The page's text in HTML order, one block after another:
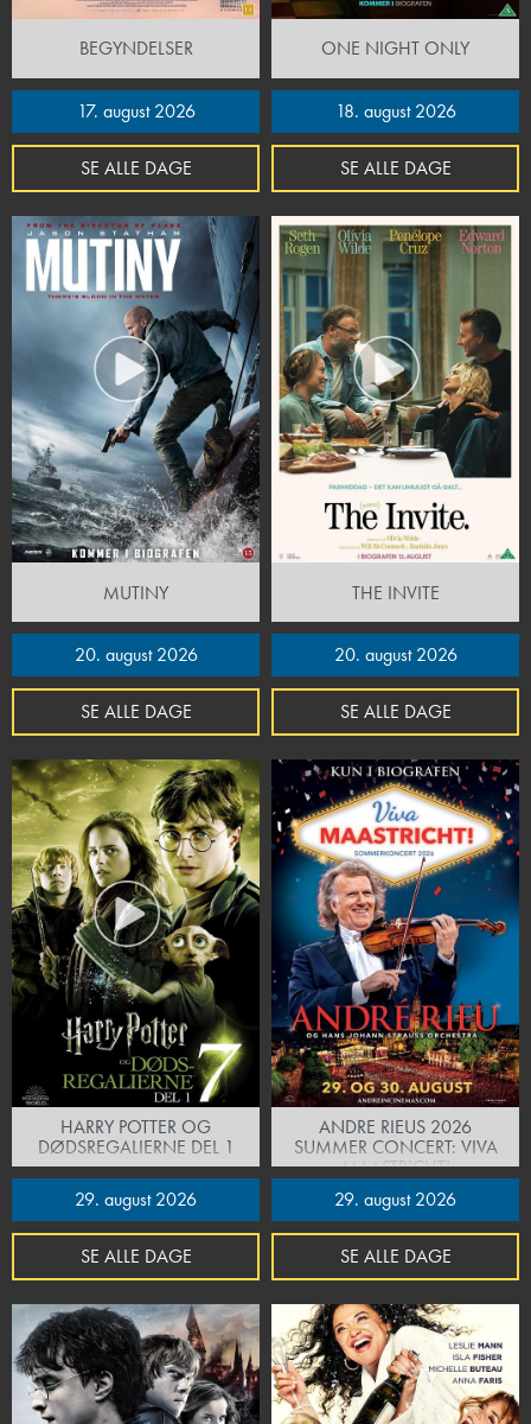
BEGYNDELSER
17. august 2026
SE ALLE DAGE
ONE NIGHT ONLY
18. august 2026
SE ALLE DAGE
MUTINY
20. august 2026
SE ALLE DAGE
THE INVITE
20. august 2026
SE ALLE DAGE
HARRY POTTER OG
DØDSREGALIERNE DEL 1
29. august 2026
SE ALLE DAGE
ANDRE RIEUS 2026
SUMMER CONCERT: VIVA
MAASTRICHT!
29. august 2026
SE ALLE DAGE